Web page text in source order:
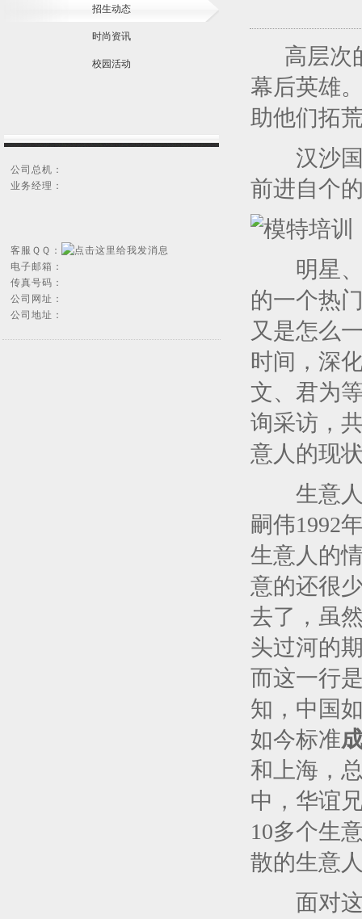
招生动态
时尚资讯
校园活动
公司总机：
业务经理：
客服ＱＱ：
电子邮箱：
传真号码：
公司网址：
公司地址：
高层次
幕后英雄
助他们拓
汉沙国
前进自个
明星、
的一个热
又是怎么
时间，深
文、君为
询采访，
意人的现
生意人
嗣伟1992
生意人的
意的还很
去了，虽
头过河的
而这一行
知，中国
如今标准
和上海，
中，华谊
10多个生
散的生意
面对这